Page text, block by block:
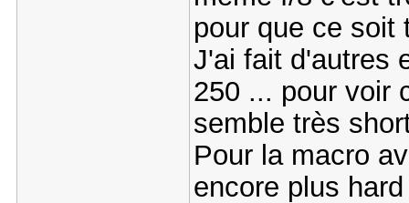
pour que ce soit
J'ai fait d'autres
250 ... pour voir
semble très
Pour la macro
encore plus